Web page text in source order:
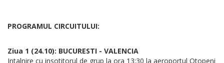
PROGRAMUL CIRCUITULUI:
Ziua 1 (24.10): BUCURESTI - VALENCIA
Intalnire cu insotitorul de grup la ora 13:30 la aeroportul Otopeni